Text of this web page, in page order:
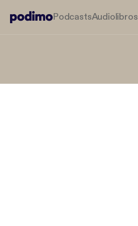
PodcastsAudiolibros